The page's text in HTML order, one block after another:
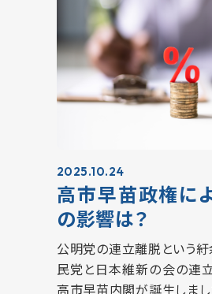
2025.10.24
高市早苗政権に
の影響は？
公明党の連立離脱という
民党と日本維新の会の連
高市早苗内閣が誕生しま